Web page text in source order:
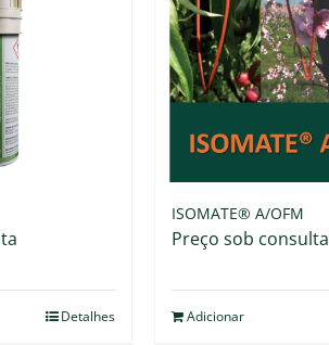
Detalhes
ISOMATE® A/OFM
Preço sob consulta
Adicionar